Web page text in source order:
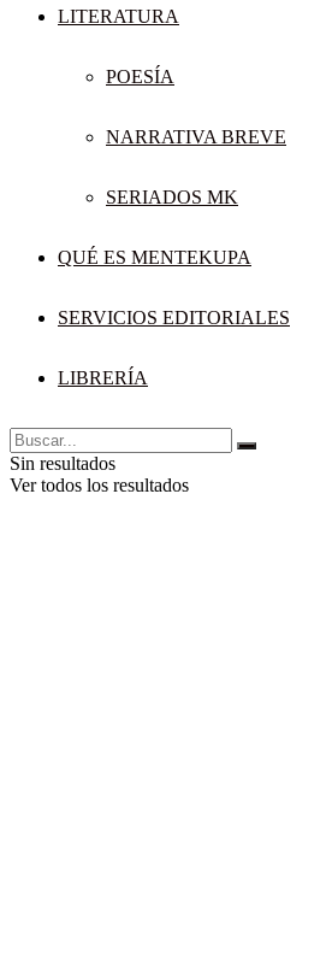
LITERATURA
POESÍA
NARRATIVA BREVE
SERIADOS MK
QUÉ ES MENTEKUPA
SERVICIOS EDITORIALES
LIBRERÍA
Sin resultados
Ver todos los resultados